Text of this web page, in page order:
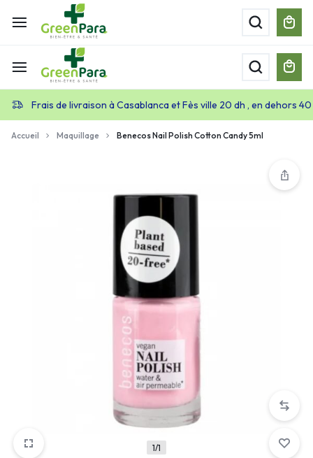
Frais de livraison à Casablanca et Fès ville 20 dh , en dehors
Accueil Maquillage Benecos Nail Polish Cotton Candy 5ml
1/1